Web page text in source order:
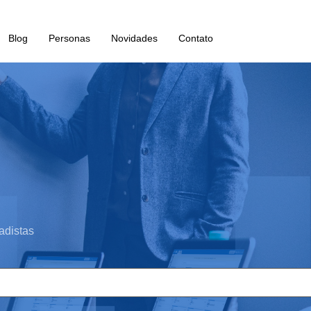
Blog Personas Novidades Contato